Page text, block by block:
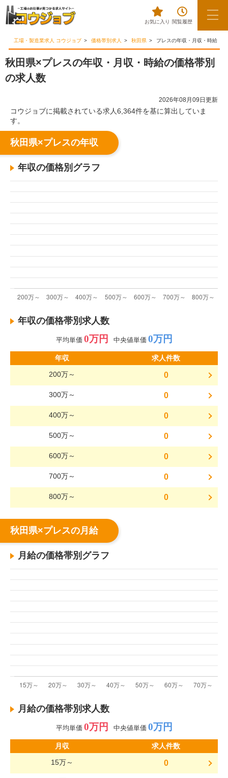
お気に入り 閲覧履歴
工場・製造業求人 コウジョブ 価格帯別求人 秋田県 プレスの年収・月収・時給
秋田県×プレスの年収・月収・時給の価格帯別
の求人数
2026年08月09日更新
コウジョブに掲載されている求人6,364件を基に算出していま
す。
秋田県×プレスの年収
年収の価格別グラフ
年収の価格帯別求人数
平均単価 0万円 中央値単価 0万円
年収
求人件数
200万～
0
300万～ 0
400万～ 0
500万～ 0
600万～ 0
700万～ 0
800万～ 0
秋田県×プレスの月給
月給の価格帯別グラフ
月給の価格帯別求人数
平均単価 0万円 中央値単価 0万円
月収
求人件数
15万～
0